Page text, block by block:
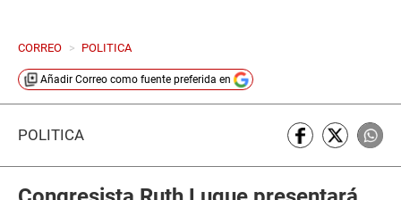
CORREO > POLITICA
Añadir Correo como fuente preferida en
POLÍTICA